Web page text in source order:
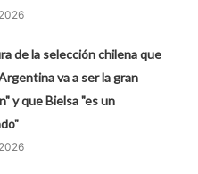
de la selección chilena que
va a ser la gran
y que Bielsa "es un